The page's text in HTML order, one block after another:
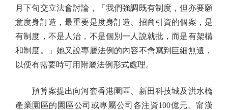
月下旬交立法會討論，「我們強調既有制度，但亦要願
意度身訂造，最重要是度身訂造、招商引資的個案，是
有制度，不是人治，不是個別一人說就批，而是有架構
和制度。」她又說專屬法例的內容不會寫到巨細無遺，
以便有需要時可用附屬法例形式處理。
預算案提出向河套香港園區、新田科技城及洪水橋
產業園區的園區公司或專屬公司各注資100億元。甯漢